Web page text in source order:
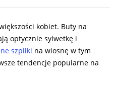
kobiet. Buty na
optycznie sylwetkę i
szpilki na wiosnę w tym
tendencje popularne na